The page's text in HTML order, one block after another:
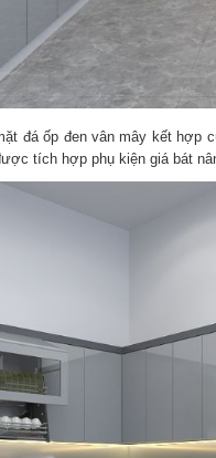
đá ốp đen vân mây kết hợp
tích hợp phụ kiện giá bát